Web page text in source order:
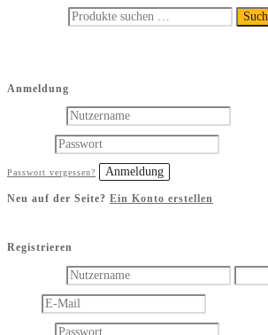
Anmeldung
Passwort vergessen?
Neu auf der Seite? Ein Konto erstellen
Registrieren